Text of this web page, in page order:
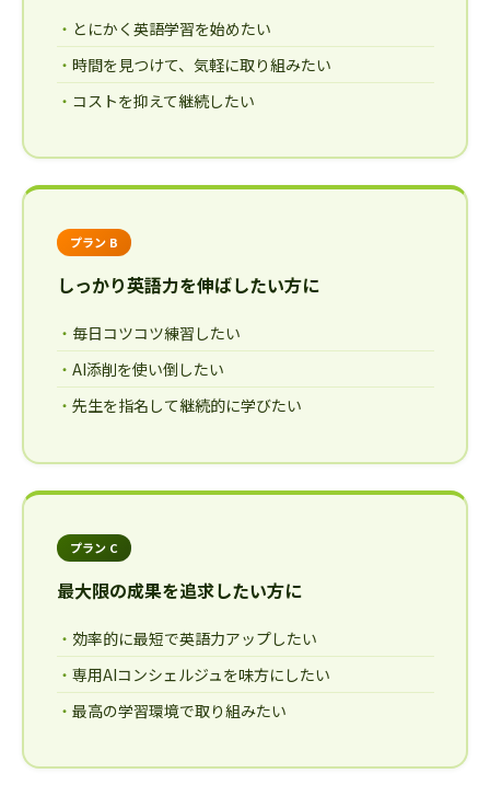
とにかく英語学習を始めたい
時間を見つけて、気軽に取り組みたい
コストを抑えて継続したい
プラン B
しっかり英語力を伸ばしたい方に
毎日コツコツ練習したい
AI添削を使い倒したい
先生を指名して継続的に学びたい
プラン C
最大限の成果を追求したい方に
効率的に最短で英語力アップしたい
専用AIコンシェルジュを味方にしたい
最高の学習環境で取り組みたい